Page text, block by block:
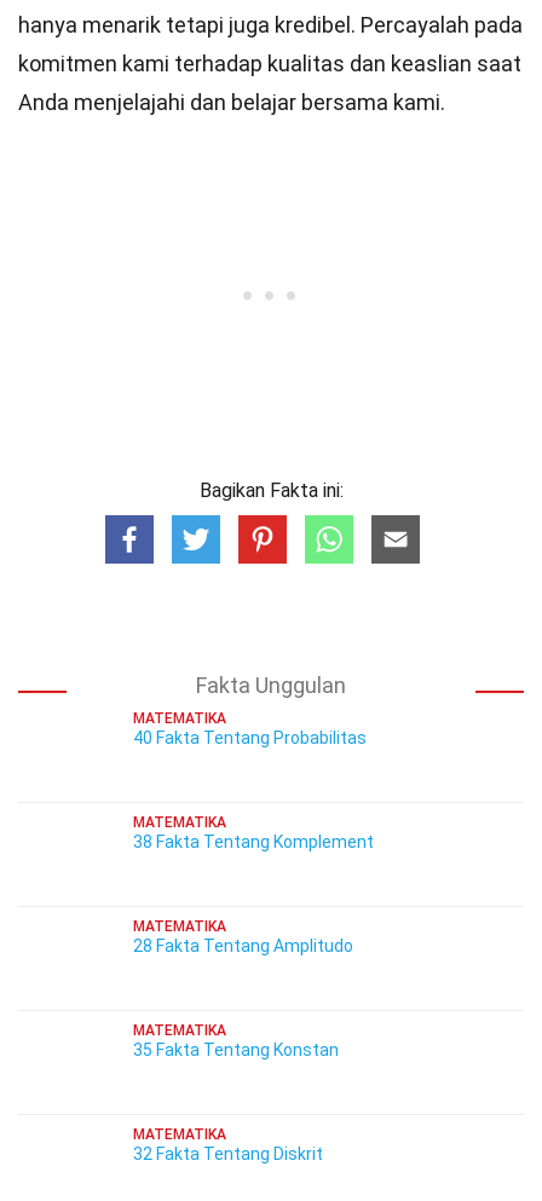
hanya menarik tetapi juga kredibel. Percayalah pada
komitmen kami terhadap kualitas dan keaslian saat
Anda menjelajahi dan belajar bersama kami.
Bagikan Fakta ini:
Fakta Unggulan
MATEMATIKA
40 Fakta Tentang Probabilitas
MATEMATIKA
38 Fakta Tentang Komplement
MATEMATIKA
28 Fakta Tentang Amplitudo
MATEMATIKA
35 Fakta Tentang Konstan
MATEMATIKA
32 Fakta Tentang Diskrit